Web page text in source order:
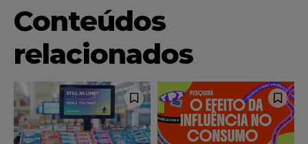
Conteúdos
relacionados